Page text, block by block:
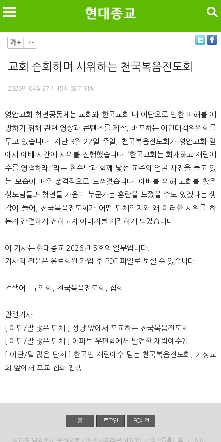
검색
교회 순회하며 시위하는 천국복음전도회
2026년 04월 27일 15시 02분 입력
영안교회 청년공동체는 교회와 한국교회 내 이단으로 인한 피해를 예
방하기 위해 관련 영상과 콘텐츠를 제작, 배포하는 이단대책위원회를
두고 있습니다. 지난 3월 22일 주일, 천국복음전도회가 영안교회 앞
에서 예배 시간에 시위를 진행했습니다. ‘한국교회는 회개하고 재림예
수를 영접하라!’라는 현수막과 함께 낯선 교주의 얼굴 사진을 들고 있
는 모습이 매우 충격적으로 느껴졌습니다. 예배를 위해 교회를 찾은
성도님들과 청년들 가운데 누군가는 혼란을 느꼈을 수도 있겠다는 생
각이 들어, 천국복음전도회가 어떤 단체인지와 왜 이러한 시위를 하
는지 간결하게 전하고자 이미지를 제작하게 되었습니다.
이 기사는 현대종교 2026년 5호의 일부입니다.
기사의 전문은 유료회원 가입 후 PDF 파일로 보실 수 있습니다.
검색어 : 구인회, 천국복음전도회, 집회
관련기사
[ 이단/말 많은 단체 ] 성당 앞에서 포교하는 천국복음전도회
[ 이단/말 많은 단체 ] 아파트 우편함에서 발견한 재림예수?!
[ 이단/말 많은 단체 ] 한국인 재림예수 믿는 천국복음전도회, 기성교
회 앞에서 포교 집회 진행
홈 로그인 PC버전
경기도 남양주시 순화궁로 249 별내파라곤 M1215 | 사업자등록번호 : 216-02-